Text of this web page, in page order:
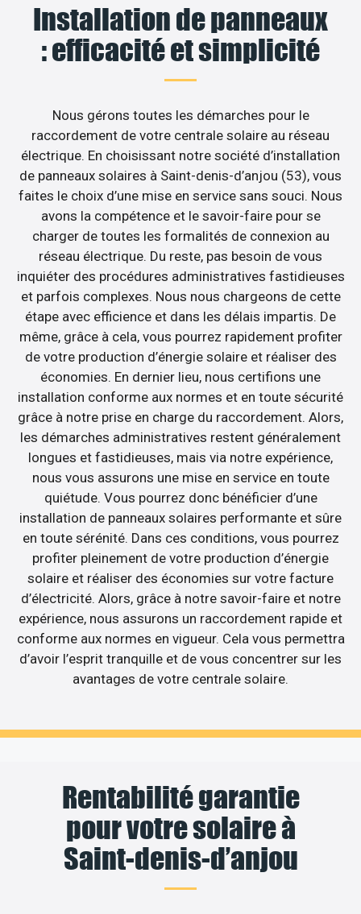
Installation de panneaux
: efficacité et simplicité
Nous gérons toutes les démarches pour le
raccordement de votre centrale solaire au réseau
électrique. En choisissant notre société d’installation
de panneaux solaires à Saint-denis-d’anjou (53), vous
faites le choix d’une mise en service sans souci. Nous
avons la compétence et le savoir-faire pour se
charger de toutes les formalités de connexion au
réseau électrique. Du reste, pas besoin de vous
inquiéter des procédures administratives fastidieuses
et parfois complexes. Nous nous chargeons de cette
étape avec efficience et dans les délais impartis. De
même, grâce à cela, vous pourrez rapidement profiter
de votre production d’énergie solaire et réaliser des
économies. En dernier lieu, nous certifions une
installation conforme aux normes et en toute sécurité
grâce à notre prise en charge du raccordement. Alors,
les démarches administratives restent généralement
longues et fastidieuses, mais via notre expérience,
nous vous assurons une mise en service en toute
quiétude. Vous pourrez donc bénéficier d’une
installation de panneaux solaires performante et sûre
en toute sérénité. Dans ces conditions, vous pourrez
profiter pleinement de votre production d’énergie
solaire et réaliser des économies sur votre facture
d’électricité. Alors, grâce à notre savoir-faire et notre
expérience, nous assurons un raccordement rapide et
conforme aux normes en vigueur. Cela vous permettra
d’avoir l’esprit tranquille et de vous concentrer sur les
avantages de votre centrale solaire.
Rentabilité garantie
pour votre solaire à
Saint-denis-d’anjou